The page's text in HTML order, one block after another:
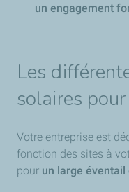
un engagement
Les
solaires
Votre entreprise est
fonction des sites à
pour un large éventail